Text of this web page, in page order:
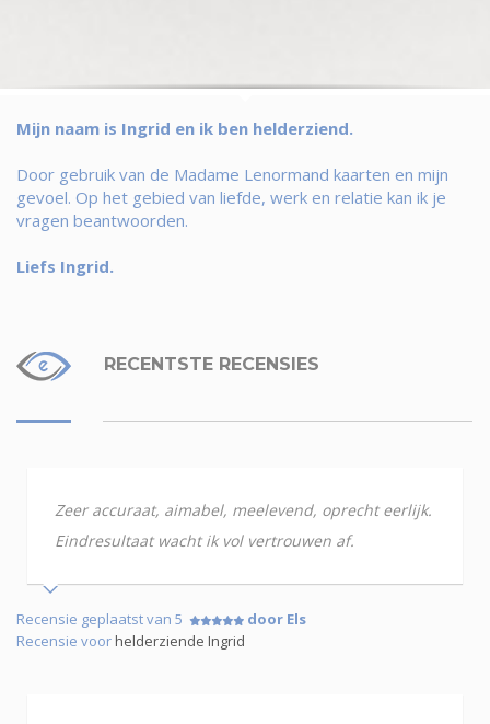
Mijn naam is Ingrid en ik ben helderziend.
Door gebruik van de Madame Lenormand kaarten en mijn
gevoel. Op het gebied van liefde, werk en relatie kan ik je
vragen beantwoorden.
Liefs Ingrid.
RECENTSTE RECENSIES
Zeer accuraat, aimabel, meelevend, oprecht eerlijk.
Eindresultaat wacht ik vol vertrouwen af.
Recensie geplaatst van 5
door Els
Recensie voorhelderziende Ingrid